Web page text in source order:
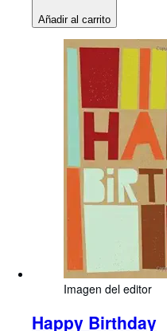
Añadir al carrito
Imagen del editor
Happy Birthday